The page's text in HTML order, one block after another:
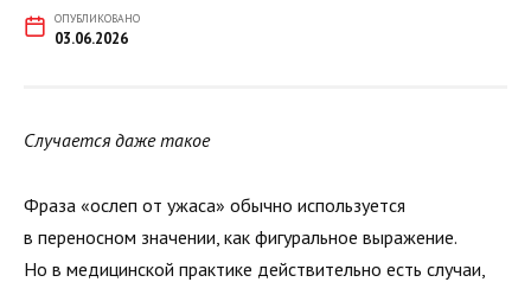
ОПУБЛИКОВАНО
03.06.2026
Случается даже такое
Фраза «ослеп от ужаса» обычно используется
в переносном значении, как фигуральное выражение.
Но в медицинской практике действительно есть случаи,